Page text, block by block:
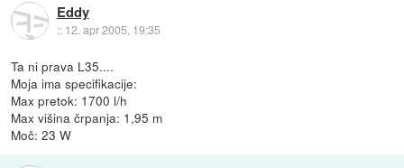
Eddy
:: 12. apr 2005, 19:35
Ta ni prava L35....
Moja ima specifikacije:
Max pretok: 1700 l/h
Max višina črpanja: 1,95 m
Moč: 23 W